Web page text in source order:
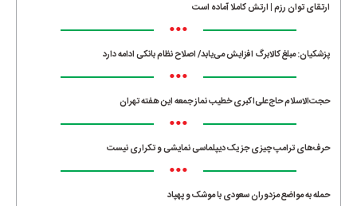
ارتقای توان رزم | ارتش کاملا آماده است
•••
پزشکیان: مبلغ کالابرگ افزایش می‌یابد/ اصلاح نظام بانکی ادامه دارد
•••
حجت‌الاسلام حاج‌علی‌اکبری خطیب نماز جمعه این هفته تهران
•••
حرف‌های ترامپ چیزی جز یک دیپلماسی نمایشی و تکراری نیست
•••
حمله به مواضع مزدوران سعودی با موشک و پهپاد